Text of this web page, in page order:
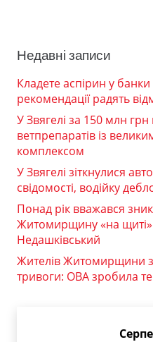
Недавні записи
Кладете аспірин у
рекомендації радять
У Звягелі за 150 млн
ветпрепаратів із
комплексом
У Звягелі зіткнулися
свідомості, водійку
Понад рік вважався
Житомирщину «на щиті»
Недашківський
Жителів Житомирщини
тривоги: ОВА зробила